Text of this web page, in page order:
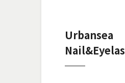
Urbansea